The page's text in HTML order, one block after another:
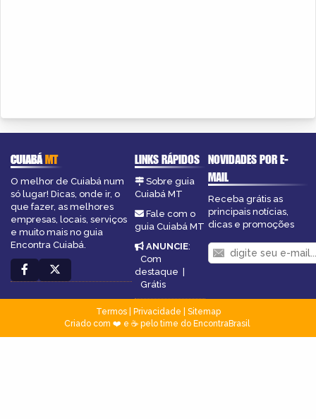
CUIABÁMT
O melhor de Cuiabá num
só lugar! Dicas, onde ir, o
que fazer, as melhores
empresas, locais, serviços
e muito mais no guia
Encontra Cuiabá.
LINKS RÁPIDOS
Sobre guia
Cuiabá MT
Fale com o
guia Cuiabá MT
ANUNCIE:
Com
destaque |
Grátis
NOVIDADES POR E-
MAIL
Receba grátis as
principais notícias,
dicas e promoções
Termos| Privacidade
Sitemap
Criado com ❤️ e ☕ pelo time do EncontraBrasil